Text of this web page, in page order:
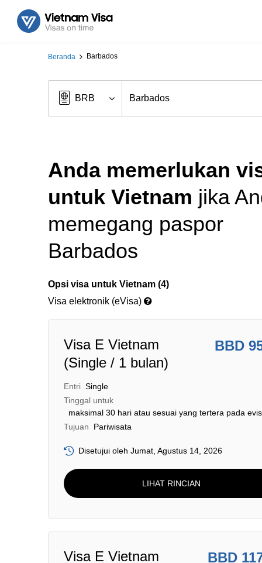
Beranda Barbados
Anda memerlukan
untuk Vietnam jika
memegang paspor
Barbados
Opsi visa untuk Vietnam (4)
Visa elektronik (eVisa)
Visa E Vietnam
(Single / 1 bulan)
BBD
Entri Single
Tinggal untuk
maksimal 30 hari atau sesuai yang tertera pada
Tujuan
Pariwisata
Disetujui oleh Jumat, Agustus 14, 2026
LIHAT RINCIAN
Visa E Vietnam
BBD